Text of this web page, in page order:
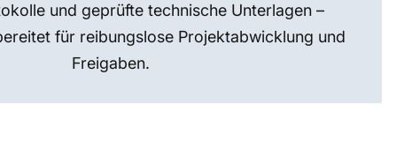
und geprüfte technische Unterlagen –
für reibungslose Projektabwicklung und
Freigaben.